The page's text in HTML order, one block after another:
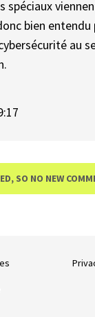
spéciaux
bien
au
SO NO NEW